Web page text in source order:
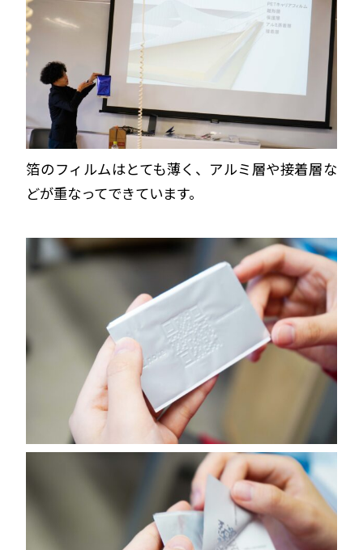
箔のフィルムはとても薄く、アルミ層や接着層な
どが重なってできています。